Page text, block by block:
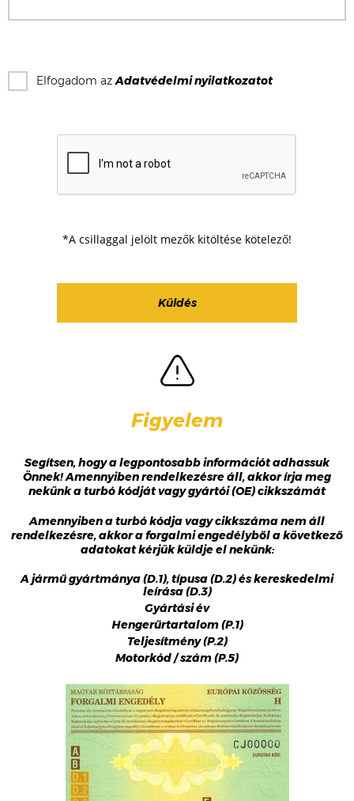
Elfogadom azAdatvédelmi nyilatkozatot
*A csillaggal jelölt mezők kitöltése kötelező!
Figyelem
Segítsen, hogy a legpontosabb információt adhassuk
Önnek! Amennyiben rendelkezésre áll, akkor írja meg
nekünk a turbó kódját vagy gyártói (OE) cikkszámát
Amennyiben a turbó kódja vagy cikkszáma nem áll
rendelkezésre, akkor a forgalmi engedélyből a következő
adatokat kérjük küldje el nekünk:
A jármű gyártmánya (D.1), típusa (D.2) és kereskedelmi
leírása (D.3)
Gyártási év
Hengerűrtartalom (P.1)
Teljesítmény (P.2)
Motorkód / szám (P.5)